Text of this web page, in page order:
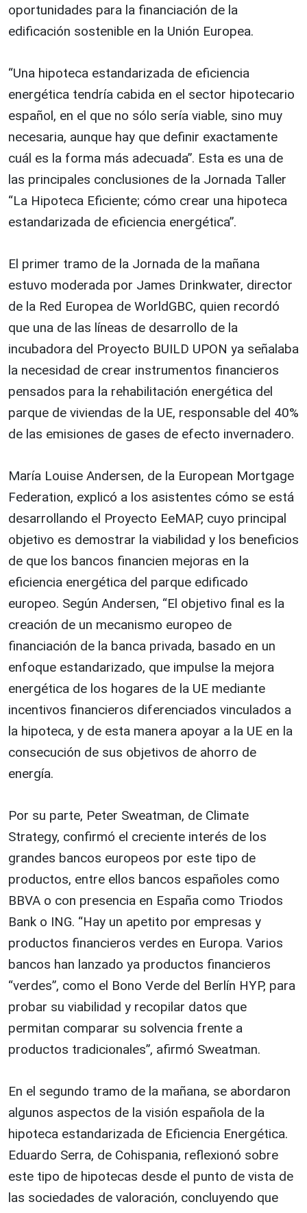
oportunidades para la financiación de la
edificación sostenible en la Unión Europea.
“Una hipoteca estandarizada de eficiencia
energética tendría cabida en el sector hipotecario
español, en el que no sólo sería viable, sino muy
necesaria, aunque hay que definir exactamente
cuál es la forma más adecuada”. Esta es una de
las principales conclusiones de la Jornada Taller
“La Hipoteca Eficiente; cómo crear una hipoteca
estandarizada de eficiencia energética”.
El primer tramo de la Jornada de la mañana
estuvo moderada por James Drinkwater, director
de la Red Europea de WorldGBC, quien recordó
que una de las líneas de desarrollo de la
incubadora del Proyecto BUILD UPON ya señalaba
la necesidad de crear instrumentos financieros
pensados para la rehabilitación energética del
parque de viviendas de la UE, responsable del 40%
de las emisiones de gases de efecto invernadero.
María Louise Andersen, de la European Mortgage
Federation, explicó a los asistentes cómo se está
desarrollando el Proyecto EeMAP, cuyo principal
objetivo es demostrar la viabilidad y los beneficios
de que los bancos financien mejoras en la
eficiencia energética del parque edificado
europeo. Según Andersen, “El objetivo final es la
creación de un mecanismo europeo de
financiación de la banca privada, basado en un
enfoque estandarizado, que impulse la mejora
energética de los hogares de la UE mediante
incentivos financieros diferenciados vinculados a
la hipoteca, y de esta manera apoyar a la UE en la
consecución de sus objetivos de ahorro de
energía.
Por su parte, Peter Sweatman, de Climate
Strategy, confirmó el creciente interés de los
grandes bancos europeos por este tipo de
productos, entre ellos bancos españoles como
BBVA o con presencia en España como Triodos
Bank o ING. “Hay un apetito por empresas y
productos financieros verdes en Europa. Varios
bancos han lanzado ya productos financieros
“verdes”, como el Bono Verde del Berlín HYP, para
probar su viabilidad y recopilar datos que
permitan comparar su solvencia frente a
productos tradicionales”, afirmó Sweatman.
En el segundo tramo de la mañana, se abordaron
algunos aspectos de la visión española de la
hipoteca estandarizada de Eficiencia Energética.
Eduardo Serra, de Cohispania, reflexionó sobre
este tipo de hipotecas desde el punto de vista de
las sociedades de valoración, concluyendo que